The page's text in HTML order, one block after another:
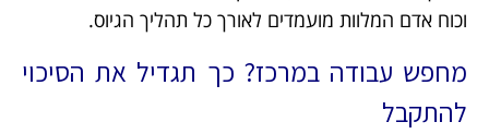
וכוח אדם המלוות מועמדים לאורך כל תהליך הגיוס.
מחפש עבודה במרכז? כך תגדיל את הסיכוי
להתקבל